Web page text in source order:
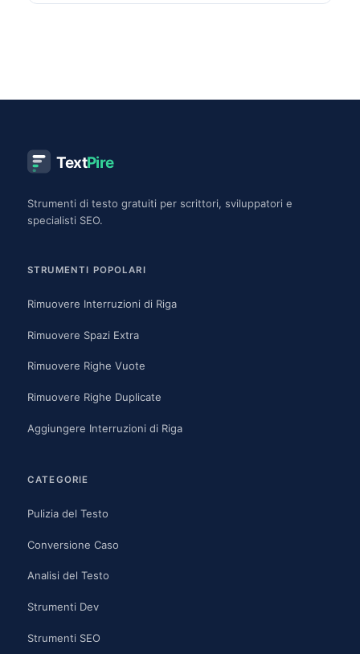
TextPire
Strumenti di testo gratuiti per scrittori, sviluppatori e
specialisti SEO.
STRUMENTI POPOLARI
Rimuovere Interruzioni di Riga
Rimuovere Spazi Extra
Rimuovere Righe Vuote
Rimuovere Righe Duplicate
Aggiungere Interruzioni di Riga
CATEGORIE
Pulizia del Testo
Conversione Caso
Analisi del Testo
Strumenti Dev
Strumenti SEO